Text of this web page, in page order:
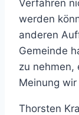
Verfahren
werden
anderen
Gemeinde
zu nehmen,
Meinung wir
Thorsten